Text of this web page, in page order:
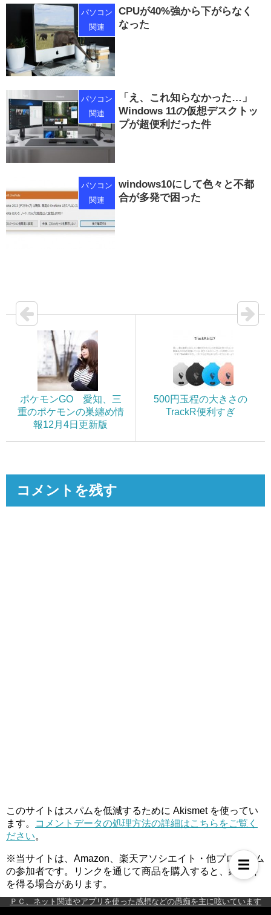
パソコン
関連
CPUが40%強から下がらなく
なった
パソコン
関連
「え、これ知らなかった…」
Windows 11の仮想デスクトッ
プが超便利だった件
パソコン
関連
windows10にして色々と不都
合が多発で困った
ポケモンGO 愛知、三
重のポケモンの巣纏め情
報12月4日更新版
500円玉程の大きさの
TrackR便利すぎ
コメントを残す
このサイトはスパムを低減するために Akismet を使ってい
ます。
コメントデータの処理方法の詳細はこちらをご覧く
ださい。
※当サイトは、Amazon、楽天アソシエイト・他プログラム
の参加者です。リンクを通じて商品を購入すると、紹介料
を得る場合があります。
ＰＣ、ネット関連やアプリを使った感想などの愚痴を主に呟いています
☰